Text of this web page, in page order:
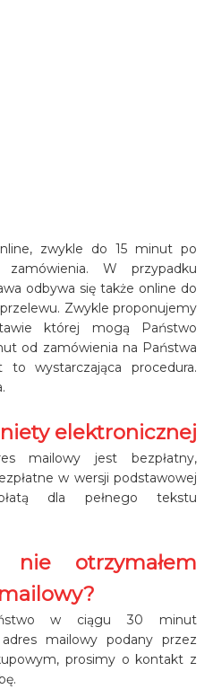
zwykle do 15 minut po
zamówienia. W przypadku
odbywa się także online do
Zwykle proponujemy
której mogą Państwo
od zamówienia na Państwa
to wystarczająca procedura.
elektronicznej
mailowy jest bezpłatny,
w wersji podstawowej
dla pełnego tekstu
otrzymałem
w ciągu 30 minut
mailowy podany przez
prosimy o kontakt z